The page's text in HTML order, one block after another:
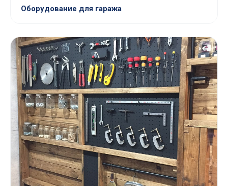
Оборудование для гаража